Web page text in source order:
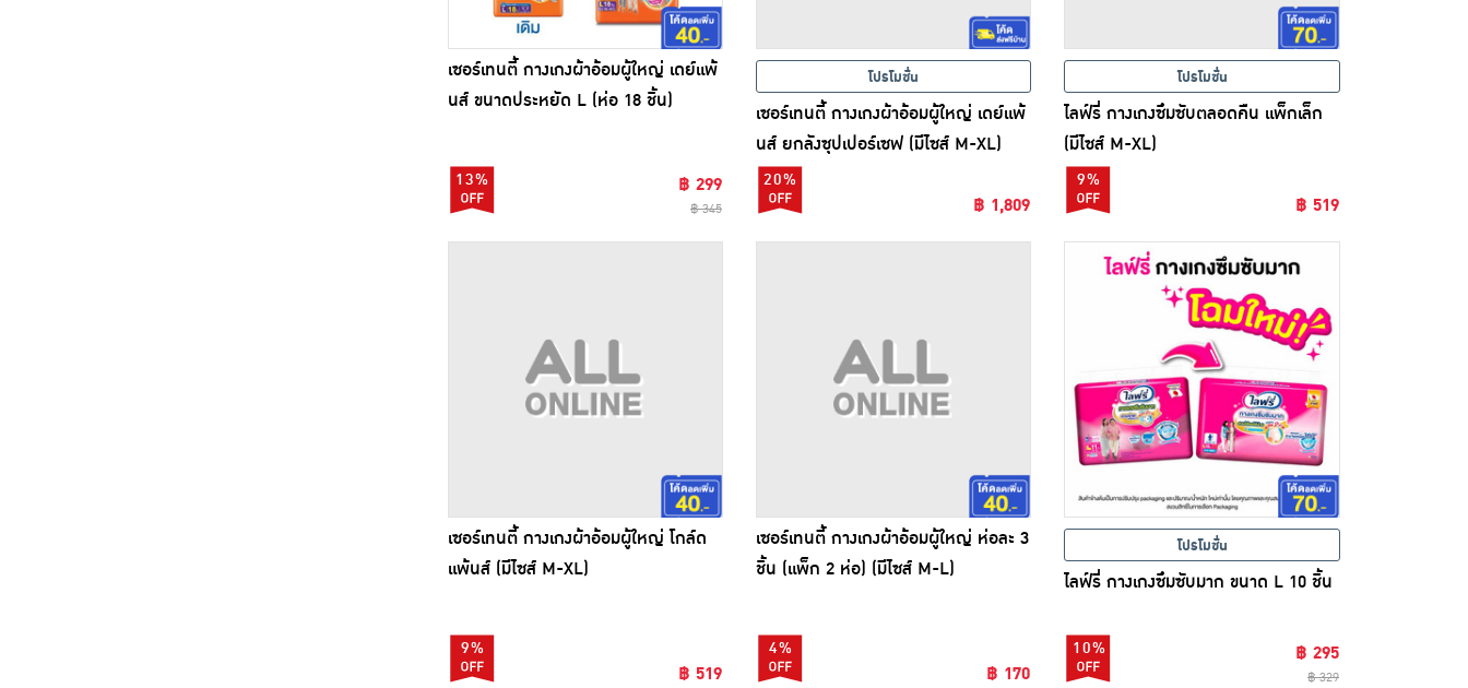
เซอร์เทนตี้ กางเกงผ้าอ้อมผู้ใหญ่ เดย์แพ้
นส์ ขนาดประหยัด L (ห่อ 18 ชิ้น)
13% ฿ 299
฿ 345
โปรโมชั่น
เซอร์เทนตี้ กางเกงผ้าอ้อมผู้ใหญ่ เดย์แพ้
นส์ ยกลังซุปเปอร์เซฟ (มีไซส์ M-XL)
20%
฿ 1,809
โปรโมชั่น
ไลฟ์รี่ กางเกงซึมซับตลอดคืน แพ็กเล็ก
(มีไซส์ M-XL)
9%
฿ 519
เซอร์เทนตี้ กางเกงผ้าอ้อมผู้ใหญ่ โกล์ด
แพ้นส์ (มีไซส์ M-XL)
9%
฿ 519
เซอร์เทนตี้ กางเกงผ้าอ้อมผู้ใหญ่ ห่อละ 3
ชิ้น (แพ็ก 2 ห่อ) (มีไซส์ M-L)
4%
฿ 170
โปรโมชั่น
ไลฟ์รี่ กางเกงซึมซับมาก ขนาด L 10 ชิ้น
10% ฿ 295
฿ 329